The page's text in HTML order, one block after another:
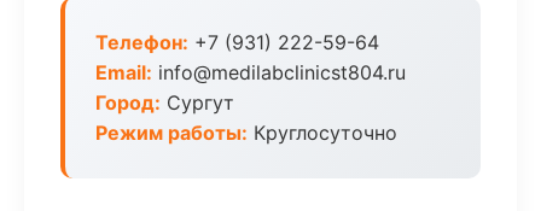
Телефон: +7 (931) 222-59-64
Email: info@medilabclinicst804.ru
Город: Сургут
Режим работы: Круглосуточно